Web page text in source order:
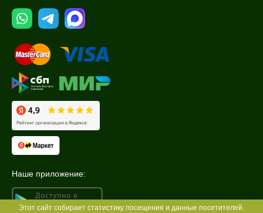
Наше приложение:
Этот сайт собирает статистику посещения и данные посетителей.